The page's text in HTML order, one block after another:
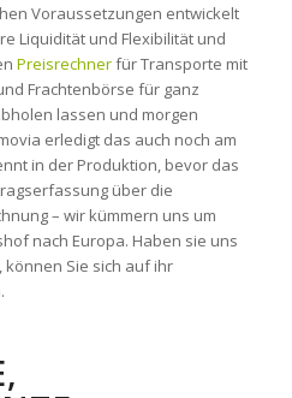
Voraussetzungen entwickelt
Liquidität und Flexibilität und
Preisrechnerfür Transporte mit
Frachtenbörse für ganz
lassen und morgen
erledigt das auch noch am
in der Produktion, bevor das
über die
– wir kümmern uns um
nach Europa. Haben sie uns
Sie sich auf ihr